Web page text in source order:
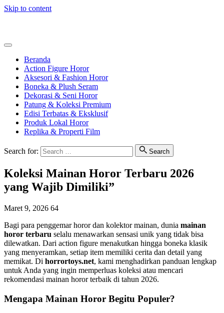
Skip to content
Beranda
Action Figure Horor
Aksesori & Fashion Horor
Boneka & Plush Seram
Dekorasi & Seni Horor
Patung & Koleksi Premium
Edisi Terbatas & Eksklusif
Produk Lokal Horor
Replika & Properti Film
Search for: Search
Koleksi Mainan Horor Terbaru 2026
yang Wajib Dimiliki”
Maret 9, 2026 64
Bagi para penggemar horor dan kolektor mainan, dunia mainan
horor terbaru selalu menawarkan sensasi unik yang tidak bisa
dilewatkan. Dari action figure menakutkan hingga boneka klasik
yang menyeramkan, setiap item memiliki cerita dan detail yang
memikat. Di horrortoys.net, kami menghadirkan panduan lengkap
untuk Anda yang ingin memperluas koleksi atau mencari
rekomendasi mainan horor terbaik di tahun 2026.
Mengapa Mainan Horor Begitu Populer?